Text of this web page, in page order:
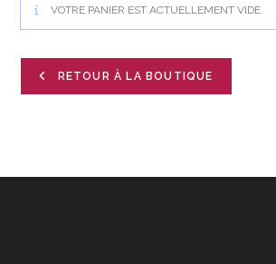
VOTRE PANIER EST ACTUELLEMENT VIDE.
RETOUR À LA BOUTIQUE